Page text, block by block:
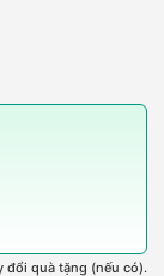
đổi quà tặng (nếu có).